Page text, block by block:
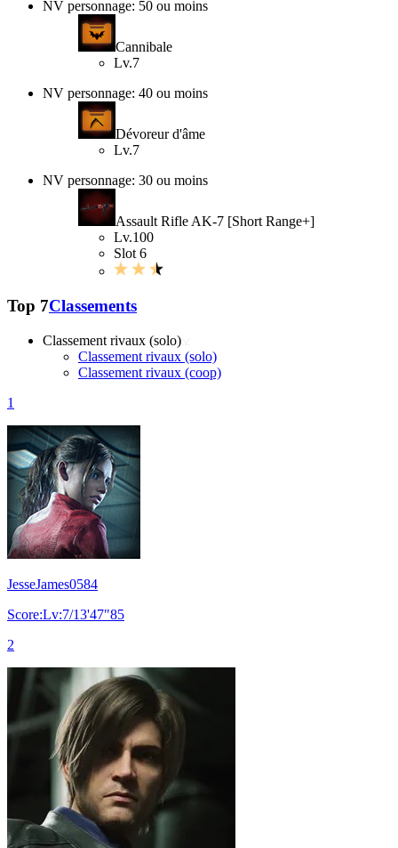
NV personnage: 50 ou moins
Cannibale
Lv.7
NV personnage: 40 ou moins
Dévoreur d'âme
Lv.7
NV personnage: 30 ou moins
Assault Rifle AK-7 [Short Range+]
Lv.100
Slot 6
Top 7Classements
Classement rivaux (solo)
Classement rivaux (solo)
Classement rivaux (coop)
1
JesseJames0584
Score:Lv:7/13'47"85
2